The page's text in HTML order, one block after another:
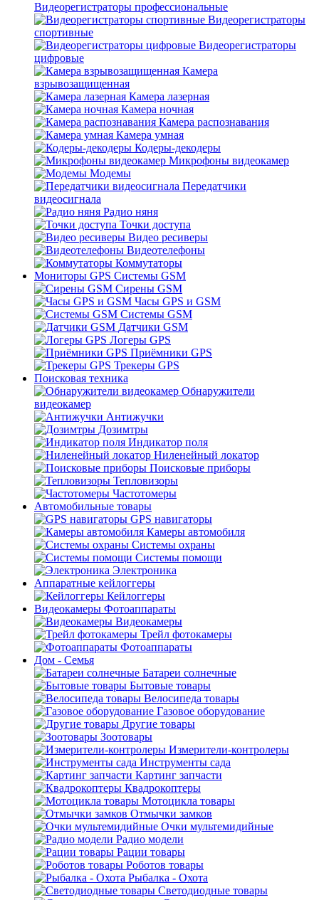
Видеорегистраторы профессиональные
Видеорегистраторы
спортивные
Видеорегистраторы
цифровые
Камера
взрывозащищенная
Камера лазерная
Камера ночная
Камера распознавания
Камера умная
Кодеры-декодеры
Микрофоны видеокамер
Модемы
Передатчики
видеосигнала
Радио няня
Точки доступа
Видео ресиверы
Видеотелефоны
Коммутаторы
Мониторы GPS Системы GSM
Сирены GSM
Часы GPS и GSM
Системы GSM
Датчики GSM
Логеры GPS
Приёмники GPS
Трекеры GPS
Поисковая техника
Обнаружители
видеокамер
Антижучки
Дозимтры
Индикатор поля
Ниленейный локатор
Поисковые приборы
Тепловизоры
Частотомеры
Автомобильные товары
GPS навигаторы
Камеры автомобиля
Системы охраны
Системы помощи
Электроника
Аппаратные кейлоггеры
Кейлоггеры
Видеокамеры Фотоаппараты
Видеокамеры
Трейл фотокамеры
Фотоаппараты
Дом - Семья
Батареи солнечные
Бытовые товары
Велосипеда товары
Газовое оборудование
Другие товары
Зоотовары
Измерители-контролеры
Инструменты сада
Картинг запчасти
Квадрокоптеры
Мотоцикла товары
Отмычки замков
Очки мультемидийные
Радио модели
Рации товары
Роботов товары
Рыбалка - Охота
Светодиодные товары